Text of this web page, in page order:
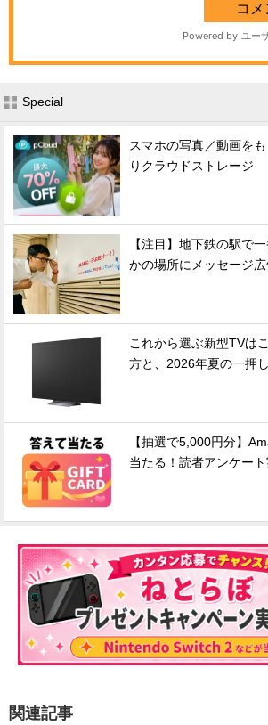
Special
スマホの写真／動画を
りクラウドストレージ
【注目】地下鉄の駅で
かの場所にメッセージ
これから選ぶ新型TVは
方と、2026年夏の一押
【抽選で5,000円分】
当たる！読者アンケー
関連記事